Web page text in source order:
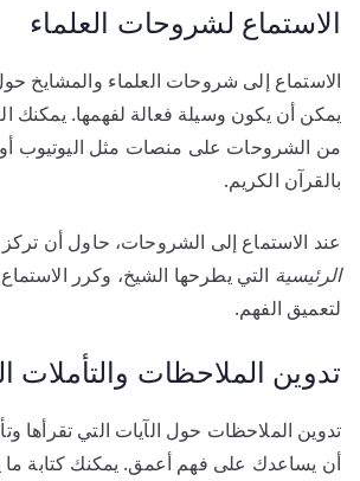
الاستماع لشروحات العلماء
الاستماع إلى شروحات العلماء والمشايخ
يمكن أن يكون وسيلة فعالة لفهمها. يمكنك
من الشروحات على منصات مثل اليوتيوب أو
بالقرآن الكريم.
عند الاستماع إلى الشروحات، حاول أن
الرئيسية التي يطرحها الشيخ، وكرر الاستماع
لتعميق الفهم.
تدوين الملاحظات
تدوين الملاحظات حول الآيات التي تقرأها
أن يساعدك على فهم أعمق. يمكنك كتابة ما